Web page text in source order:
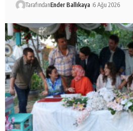
TarafındanEnder Ballıkaya 6 Ağu 2026